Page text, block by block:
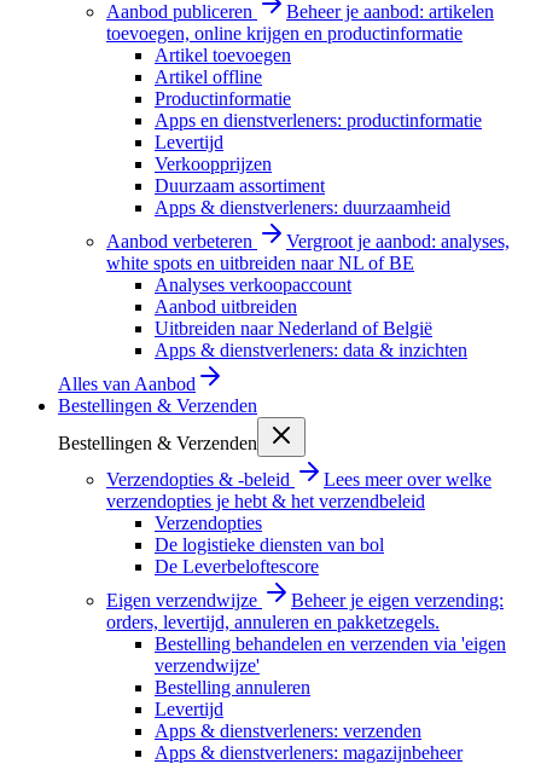
Aanbod publiceren
Beheer je aanbod: artikelen
toevoegen, online krijgen en productinformatie
Artikel toevoegen
Artikel offline
Productinformatie
Apps en dienstverleners: productinformatie
Levertijd
Verkoopprijzen
Duurzaam assortiment
Apps & dienstverleners: duurzaamheid
Aanbod verbeteren
Vergroot je aanbod: analyses,
white spots en uitbreiden naar NL of BE
Analyses verkoopaccount
Aanbod uitbreiden
Uitbreiden naar Nederland of België
Apps & dienstverleners: data & inzichten
Alles van Aanbod
Bestellingen & Verzenden
Bestellingen & Verzenden
Verzendopties & -beleid
Lees meer over welke
verzendopties je hebt & het verzendbeleid
Verzendopties
De logistieke diensten van bol
De Leverbeloftescore
Eigen verzendwijze
Beheer je eigen verzending:
orders, levertijd, annuleren en pakketzegels.
Bestelling behandelen en verzenden via 'eigen
verzendwijze'
Bestelling annuleren
Levertijd
Apps & dienstverleners: verzenden
Apps & dienstverleners: magazijnbeheer